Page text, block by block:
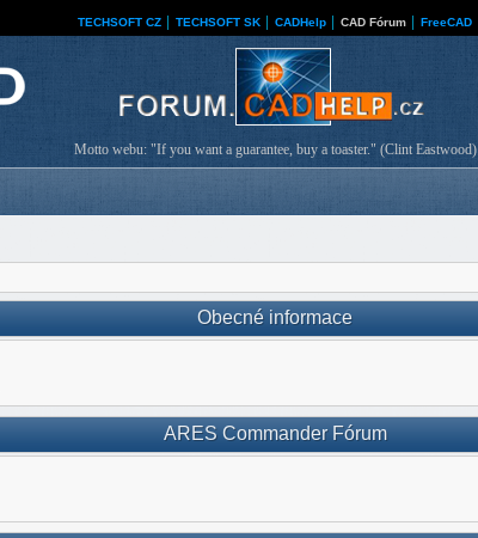
TECHSOFT CZ TECHSOFT SK CADHelp CAD Fórum FreeCAD
Motto webu: "If you want a guarantee, buy a toaster." (Clint Eastwood)
Obecné informace
ARES Commander Fórum